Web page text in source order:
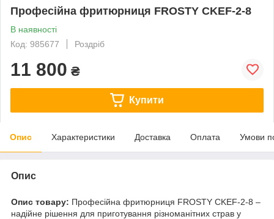
Професійна фритюрниця FROSTY CKEF-2-8
В наявності
Код: 985677
Роздріб
11 800 ₴
Купити
Опис Характеристики Доставка Оплата Умови
Опис
Опис товару: Професійна фритюрниця FROSTY CKEF-2-8 –
надійне рішення для приготування різноманітних страв у